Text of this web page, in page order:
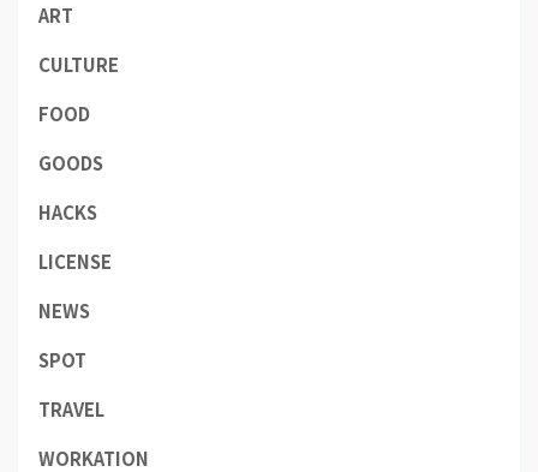
ART
CULTURE
FOOD
GOODS
HACKS
LICENSE
NEWS
SPOT
TRAVEL
WORKATION